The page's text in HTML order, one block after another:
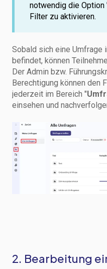
notwendig die Option
Filter zu aktivieren.
Sobald sich eine Umfrage
befindet, können
Der Admin bzw.
Berechtigung können den
jederzeit im Bereich "
einsehen und
2. Bearbeitung